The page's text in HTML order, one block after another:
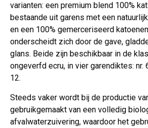
varianten: een premium blend 100%
bestaande uit garens met een
en een 100% gemerceriseerd
onderscheidt zich door de gave,
glans. Beide zijn beschikbaar in de
ongeverfd ecru, in vier garendiktes: nr.
12.
Steeds vaker wordt bij de productie
gebruikgemaakt van een volledig
afvalwaterzuivering, waardoor het